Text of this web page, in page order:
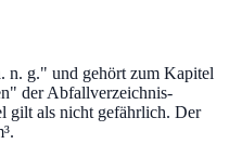
n. g." und gehört zum Kapitel
" der Abfallverzeichnis-
gilt als nicht gefährlich. Der